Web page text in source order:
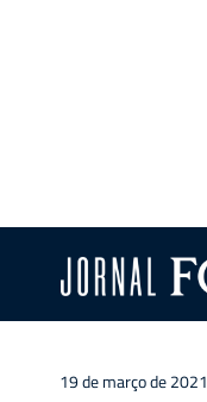
19 de março de 2021